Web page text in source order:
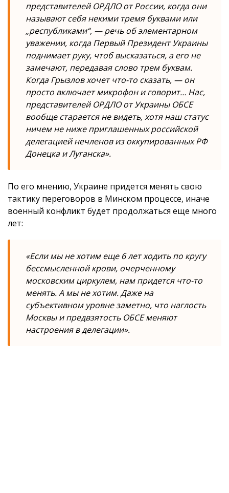
представителей ОРДЛО от России, когда они
называют себя некими тремя буквами или
„республиками“, — речь об элементарном
уважении, когда Первый Президент Украины
поднимает руку, чтоб высказаться, а его не
замечают, передавая слово трем буквам.
Когда Грызлов хочет что-то сказать, — он
просто включает микрофон и говорит… Нас,
представителей ОРДЛО от Украины ОБСЕ
вообще старается не видеть, хотя наш статус
ничем не ниже приглашенных российской
делегацией нечленов из оккупированных РФ
Донецка и Луганска».
По его мнению, Украине придется менять свою
тактику переговоров в Минском процессе, иначе
военный конфликт будет продолжаться еще много
лет:
«Если мы не хотим еще 6 лет ходить по кругу
бессмысленной крови, очерченному
московским циркулем, нам придется что-то
менять. А мы не хотим. Даже на
субъективном уровне заметно, что наглость
Москвы и предвзятость ОБСЕ меняют
настроения в делегации».